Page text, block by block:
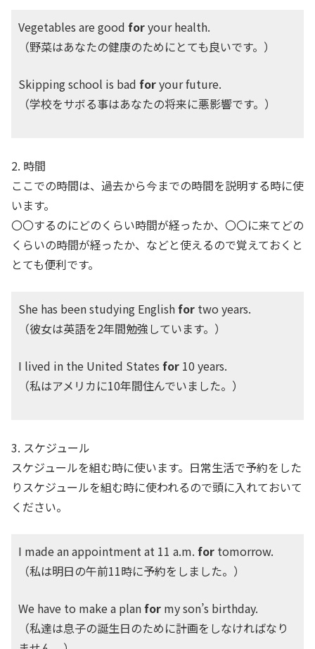
Vegetables are good foryour health.
（野菜はあなたの健康のためにとても良いです。）
Skipping school is bad foryour future.
（学校をサボる事はあなたの将来に悪影響です。）
2. 時間
ここでの時間は、過去から今までの時間を説明する時に使
います。
〇〇するのにどのくらい時間が経ったか、〇〇に来てどの
くらいの時間が経ったか、などと使えるので覚えておくと
とても便利です。
She has been studying Englishfor two years.
（彼女は英語を2年間勉強しています。）
I lived in the United States for 10 years.
（私はアメリカに10年間住んでいました。）
3. スケジュール
スケジュールを組む時に使います。日常生活で予約をした
りスケジュールを組む時に使われるので頭に入れておいて
ください。
I made an appointment at 11 a.m. for tomorrow.
（私は明日の午前11時に予約をしました。）
We have to make a planfor my son’s birthday.
（私達は息子の誕生日のために計画をしなければなり